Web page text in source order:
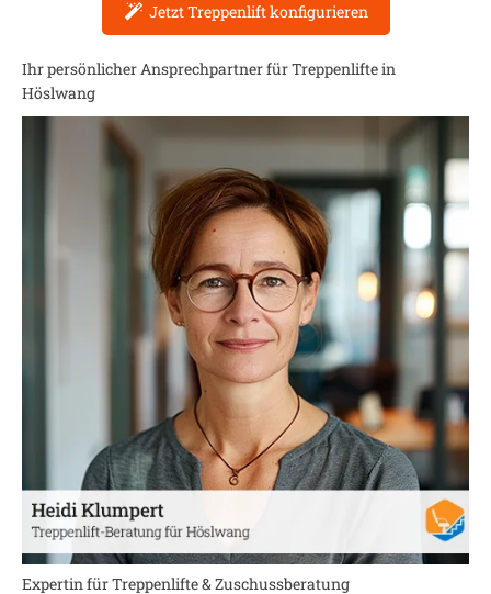
Jetzt Treppenlift konfigurieren
Ihr persönlicher Ansprechpartner für Treppenlifte in
Höslwang
Expertin für Treppenlifte & Zuschussberatung